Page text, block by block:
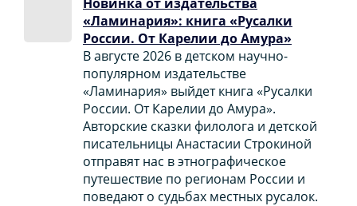
«Ламинария»: книга «Русалки
России. От Карелии до Амура»
В августе 2026 в детском научно-
популярном издательстве
«Ламинария» выйдет книга «Русалки
России. От Карелии до Амура».
Авторские сказки филолога и детской
писательницы Анастасии Строкиной
отправят нас в этнографическое
путешествие по регионам России и
поведают о судьбах местных русалок.